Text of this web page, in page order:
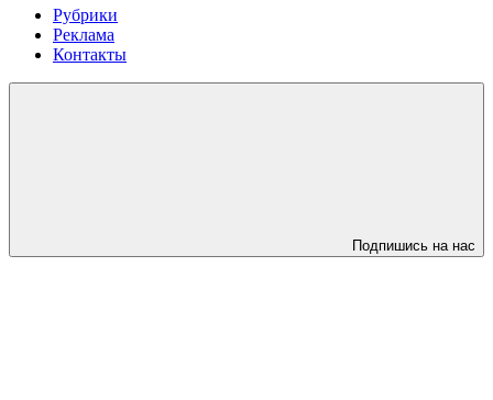
Рубрики
Реклама
Контакты
Подпишись на нас